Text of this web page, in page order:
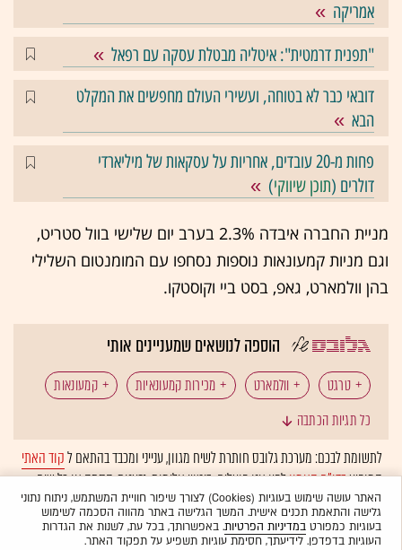
אמריקה
"תפנית דרמטית": איטליה מבטלת עסקה עם רפאל
דובאי כבר לא בטוחה, ועשירי העולם מחפשים את המקלט
הבא
פחות מ-20 עובדים, אחריות על עסקאות של מיליארדי
דולרים (תוכן שיווקי)
מניית החברה איבדה 2.3% בערב יום שלישי בוול סטריט,
וגם מניות קמעונאות נוספות נסחפו עם המומנטום השלילי
בהן וולמארט, גאפ, בסט ביי וקוסטקו.
הוספה לנושאים שמעניינים אותי
טרגט וולמארט מכירות קמעונאיות קמעונאות
כל תגיות הכתבה
לתשומת לבכם: מערכת גלובס חותרת לשיח מגוון, ענייני ומכבד בהתאם לקוד האתי
המופיעבדו"ח האמוןלפיו אנו פועלים. ביטויי אלימות, גזענות, הסתה או כל שיח
בלתי הולם אחר מסוננים בצורהאוטומטיתולא יפורסמו באתר.
האתר עושה שימוש בעוגיות (Cookies) לצורך שיפור חוויית המשתמש, ניתוח נתוני
גלישה והתאמת תכנים אישית. המשך הגלישה באתר מהווה הסכמה לשימוש
בעוגיות כמפורטבמדיניות הפרטיות. באפשרותך, בכל עת, לשנות את הגדרות
העוגיות בדפדפן. לידיעתך, חסימת עוגיות תשפיע על תפקוד האתר.